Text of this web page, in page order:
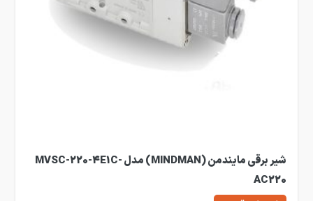
شیر برقی مایندمن (MINDMAN) مدل MVSC-220-4E1C-
AC220